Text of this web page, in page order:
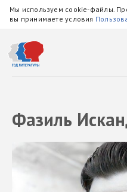
Мы используем cookie-файлы.
вы принимаете условия
Фазиль